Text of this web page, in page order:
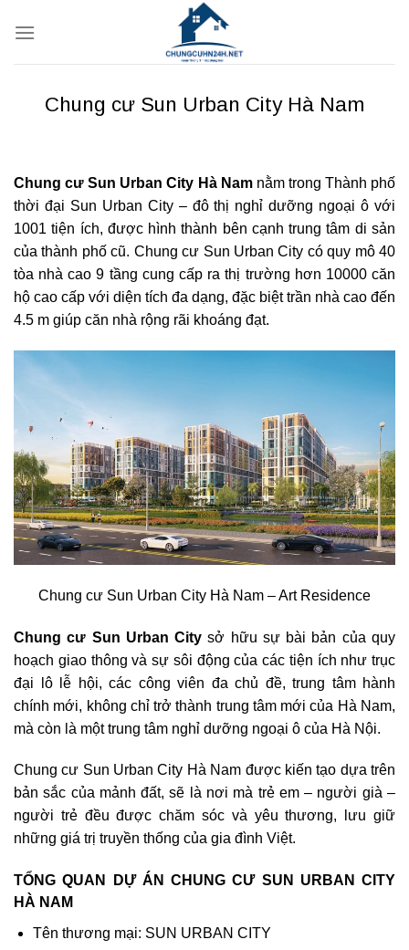
qua
Chung cư Sun Urban City Hà Nam
Chung cư Sun Urban City Hà Namnằm trong Thành phố
thời đại Sun Urban City – đô thị nghỉ dưỡng ngoại ô với
1001 tiện ích, được hình thành bên cạnh trung tâm di sản
của thành phố cũ. Chung cư Sun Urban City có quy mô 40
tòa nhà cao 9 tầng cung cấp ra thị trường hơn 10000 căn
hộ cao cấp với diện tích đa dạng, đặc biệt trần nhà cao đến
4.5 m giúp căn nhà rộng rãi khoáng đạt.
Chung cư Sun Urban City Hà Nam – Art Residence
Chung cư Sun Urban City sở hữu sự bài bản của quy
hoạch giao thông và sự sôi động của các tiện ích như trục
đại lô lễ hội, các công viên đa chủ đề, trung tâm hành
chính mới, không chỉ trở thành trung tâm mới của Hà Nam,
mà còn là một trung tâm nghỉ dưỡng ngoại ô của Hà Nội.
Chung cư Sun Urban City Hà Nam được kiến tạo dựa trên
bản sắc của mảnh đất, sẽ là nơi mà trẻ em – người già –
người trẻ đều được chăm sóc và yêu thương, lưu giữ
những giá trị truyền thống của gia đình Việt.
TỔNG QUAN DỰ ÁN CHUNG CƯ SUN URBAN CITY
HÀ NAM
Tên thương mại: SUN URBAN CITY